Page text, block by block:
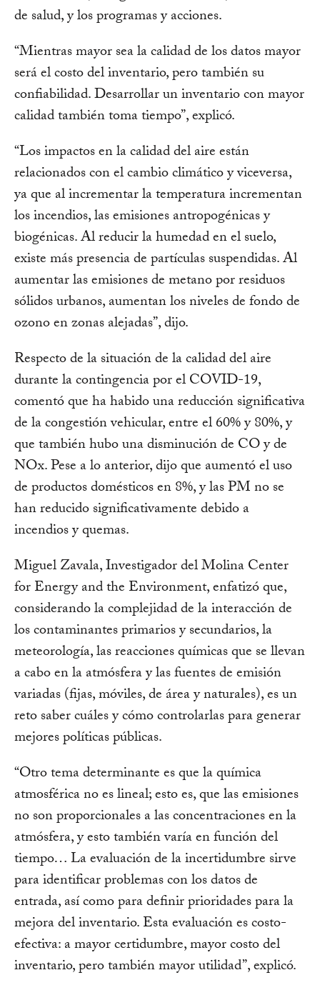
de salud, y los programas y acciones.
“Mientras mayor sea la calidad de los datos mayor
será el costo del inventario, pero también su
confiabilidad. Desarrollar un inventario con mayor
calidad también toma tiempo”, explicó.
“Los impactos en la calidad del aire están
relacionados con el cambio climático y viceversa,
ya que al incrementar la temperatura incrementan
los incendios, las emisiones antropogénicas y
biogénicas. Al reducir la humedad en el suelo,
existe más presencia de partículas suspendidas. Al
aumentar las emisiones de metano por residuos
sólidos urbanos, aumentan los niveles de fondo de
ozono en zonas alejadas”, dijo.
Respecto de la situación de la calidad del aire
durante la contingencia por el COVID-19,
comentó que ha habido una reducción significativa
de la congestión vehicular, entre el 60% y 80%, y
que también hubo una disminución de CO y de
NOx. Pese a lo anterior, dijo que aumentó el uso
de productos domésticos en 8%, y las PM no se
han reducido significativamente debido a
incendios y quemas.
Miguel Zavala, Investigador del Molina Center
for Energy and the Environment, enfatizó que,
considerando la complejidad de la interacción de
los contaminantes primarios y secundarios, la
meteorología, las reacciones químicas que se llevan
a cabo en la atmósfera y las fuentes de emisión
variadas (fijas, móviles, de área y naturales), es un
reto saber cuáles y cómo controlarlas para generar
mejores políticas públicas.
“Otro tema determinante es que la química
atmosférica no es lineal; esto es, que las emisiones
no son proporcionales a las concentraciones en la
atmósfera, y esto también varía en función del
tiempo… La evaluación de la incertidumbre sirve
para identificar problemas con los datos de
entrada, así como para definir prioridades para la
mejora del inventario. Esta evaluación es costo-
efectiva: a mayor certidumbre, mayor costo del
inventario, pero también mayor utilidad”, explicó.